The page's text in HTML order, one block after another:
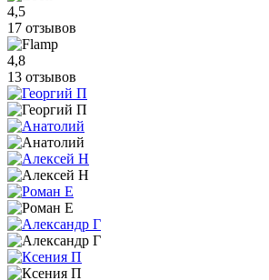
4,5
17 отзывов
4,8
13 отзывов